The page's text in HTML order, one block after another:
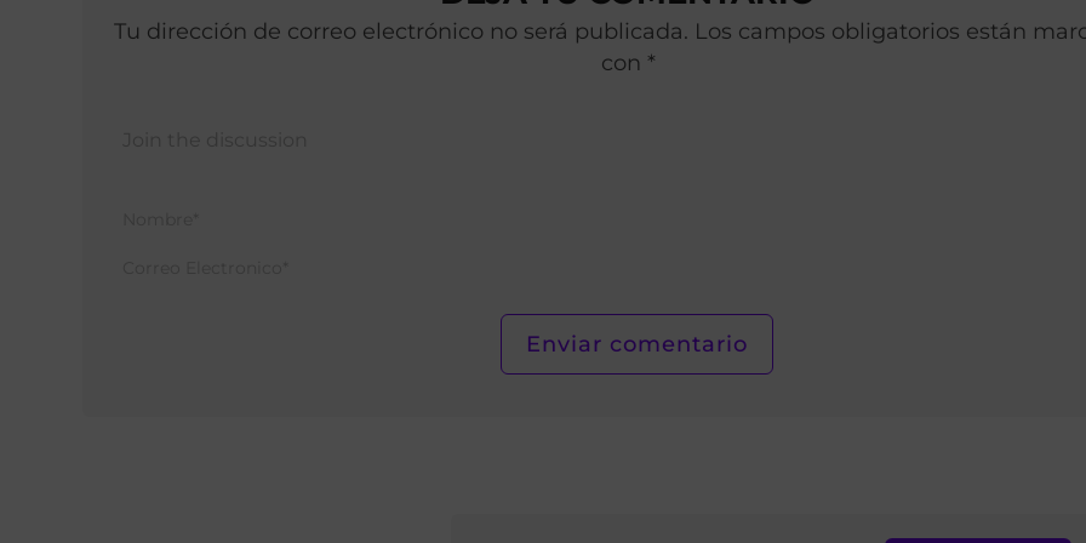
Tu dirección de correo electrónico no será publicada. Los campos obligatorios están
con *